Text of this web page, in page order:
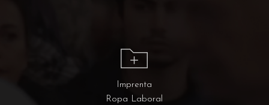
Imprenta
Ropa Laboral